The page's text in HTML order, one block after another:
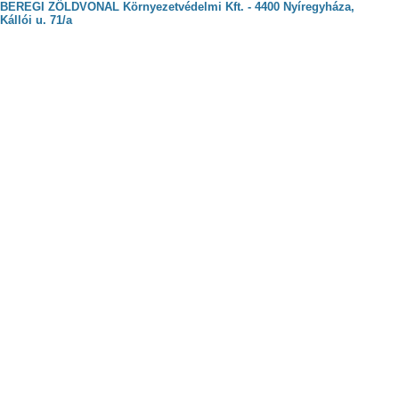
BEREGI ZÖLDVONAL Környezetvédelmi Kft. - 4400 Nyíregyháza,
Kállói u. 71/a